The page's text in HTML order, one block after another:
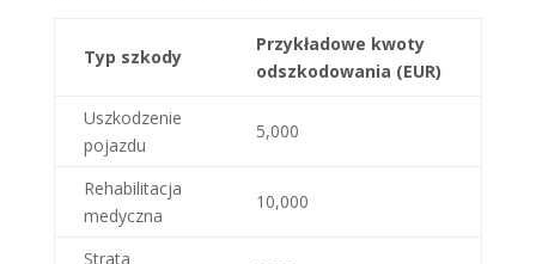
Typ szkody
Przykładowe kwoty
odszkodowania (EUR)
Uszkodzenie
pojazdu
5,000
Rehabilitacja
medyczna
10,000
Strata